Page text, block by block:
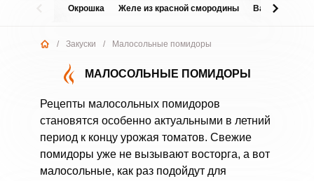
Окрошка Желе из красной смородины Варенье из
/ Закуски / Малосольные помидоры
МАЛОСОЛЬНЫЕ ПОМИДОРЫ
Рецепты малосольных помидоров
становятся особенно актуальными в летний
период к концу урожая томатов. Свежие
помидоры уже не вызывают восторга, а вот
малосольные, как раз подойдут для